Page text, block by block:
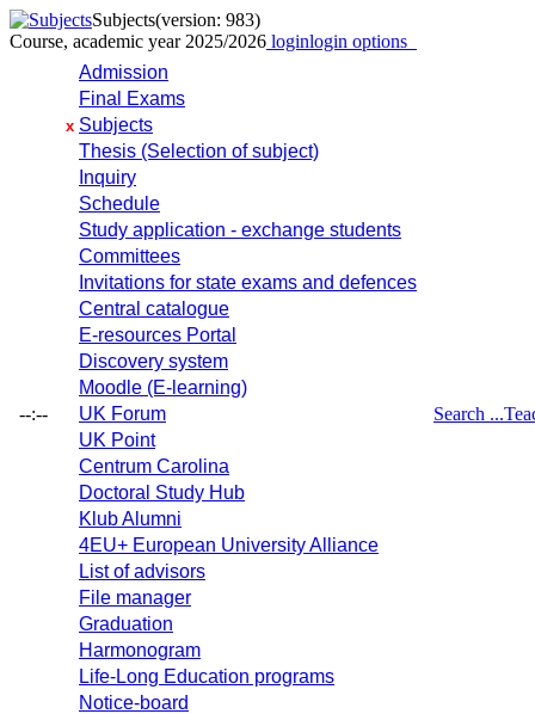
Subjects(version: 983)
Course, academic year 2025/2026 loginlogin options
--:--
Admission
Final Exams
x Subjects
Thesis (Selection of subject)
Inquiry
Schedule
Study application - exchange students
Committees
Invitations for state exams and defences
Central catalogue
E-resources Portal
Discovery system
Moodle (E-learning)
UK Forum
UK Point
Centrum Carolina
Doctoral Study Hub
Klub Alumni
4EU+ European University Alliance
List of advisors
File manager
Graduation
Harmonogram
Life-Long Education programs
Notice-board
Search ...